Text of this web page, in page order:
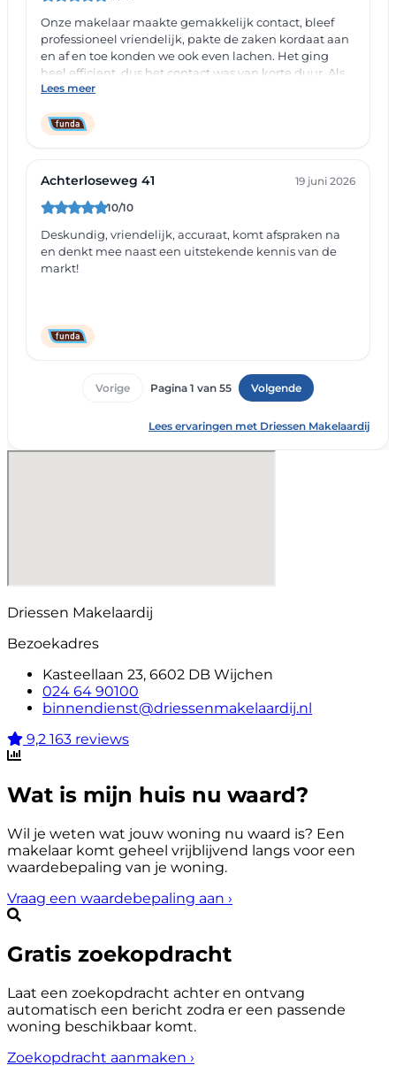
Driessen Makelaardij
Bezoekadres
Kasteellaan 23, 6602 DB Wijchen
024 64 90100
binnendienst@driessenmakelaardij.nl
9,2 163 reviews
Wat is mijn huis nu waard?
Wil je weten wat jouw woning nu waard is? Een
makelaar komt geheel vrijblijvend langs voor een
waardebepaling van je woning.
Vraag een waardebepaling aan ›
Gratis zoekopdracht
Laat een zoekopdracht achter en ontvang
automatisch een bericht zodra er een passende
woning beschikbaar komt.
Zoekopdracht aanmaken ›